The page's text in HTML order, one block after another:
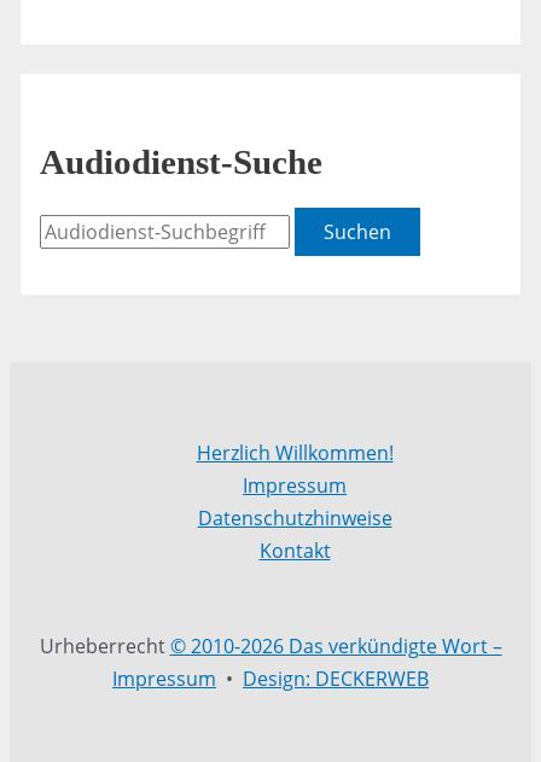
Audiodienst-Suche
Suchen
Herzlich Willkommen!
Impressum
Datenschutzhinweise
Kontakt
Urheberrecht© 2010-2026 Das verkündigte Wort –
Impressum • Design: DECKERWEB